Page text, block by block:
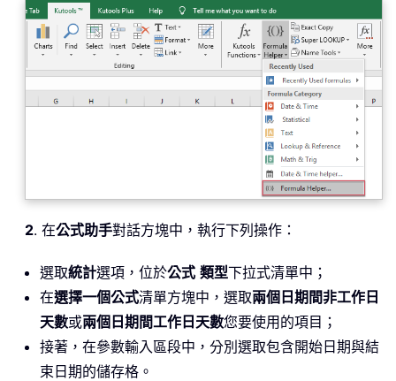
2. 在公式助手對話方塊中，執行下列操作：
選取統計選項，位於公式 類型下拉式清單中；
在選擇一個公式清單方塊中，選取兩個日期間非工作日
天數或兩個日期間工作日天數您要使用的項目；
接著，在參數輸入區段中，分別選取包含開始日期與結
束日期的儲存格。